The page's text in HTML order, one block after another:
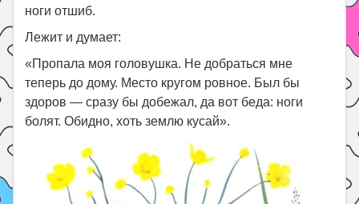
ноги отшиб.
Лежит и думает:
«Пропала моя головушка. Не добраться мне
теперь до дому. Место кругом ровное. Был бы
здоров — сразу бы добежал, да вот беда: ноги
болят. Обидно, хоть землю кусай».